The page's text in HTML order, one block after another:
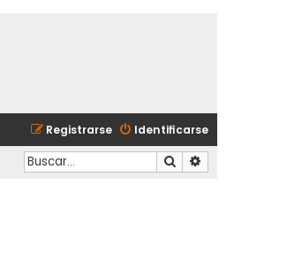
Identificarse
Registrarse
Buscar